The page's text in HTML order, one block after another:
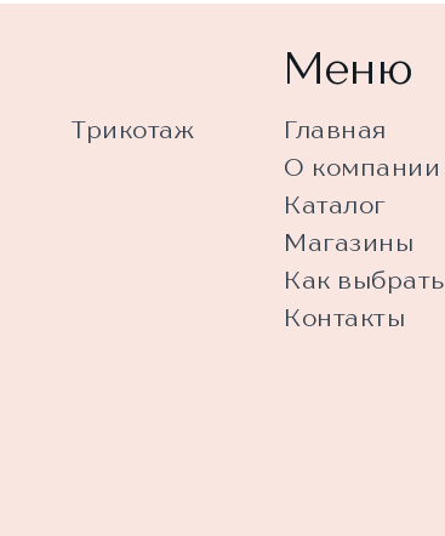
Трикотаж
Меню
Главная
О компании
Каталог
Магазины
Как выбрать
Контакты